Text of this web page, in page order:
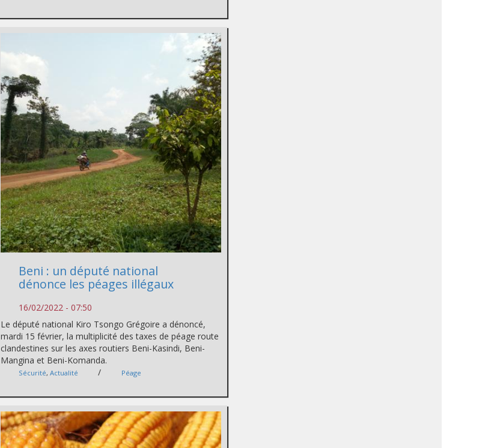
Beni : un député national
dénonce les péages illégaux
16/02/2022 - 07:50
Le député national Kiro Tsongo Grégoire a dénoncé,
mardi 15 février, la multiplicité des taxes de péage route
clandestines sur les axes routiers Beni-Kasindi, Beni-
Mangina et Beni-Komanda.
Sécurité,Actualité / Péage